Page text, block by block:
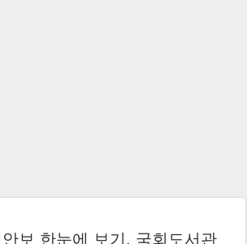
보 한눈에 보기, 국회도서관